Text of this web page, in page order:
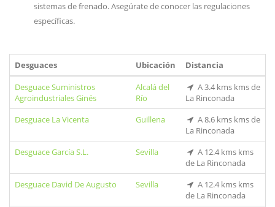
sistemas de frenado. Asegúrate de conocer las regulaciones
específicas.
Desguaces Ubicación
Distancia
Desguace Suministros
Agroindustriales Ginés
Alcalá del
Río
A 3.4 kms kms de
La Rinconada
Desguace La Vicenta
Guillena
A 8.6 kms kms de
La Rinconada
Desguace García S.L.
Sevilla
A 12.4 kms kms
de La Rinconada
Desguace David De Augusto
Sevilla
A 12.4 kms kms
de La Rinconada